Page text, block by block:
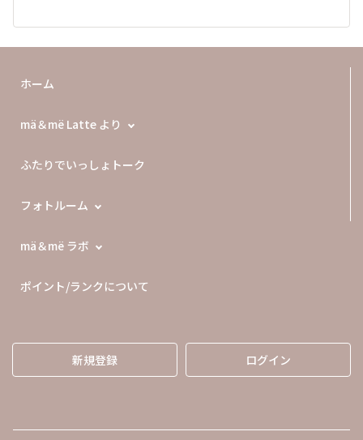
ホーム
mä＆më Latte より
ふたりでいっしょトーク
フォトルーム
mä＆më ラボ
ポイント/ランクについて
新規登録 ログイン